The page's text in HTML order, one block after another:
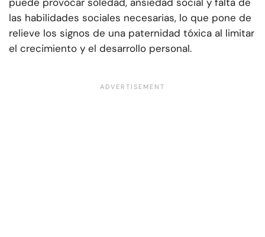
las habilidades sociales necesarias, lo que pone de
relieve los signos de una paternidad tóxica al limitar
el crecimiento y el desarrollo personal.